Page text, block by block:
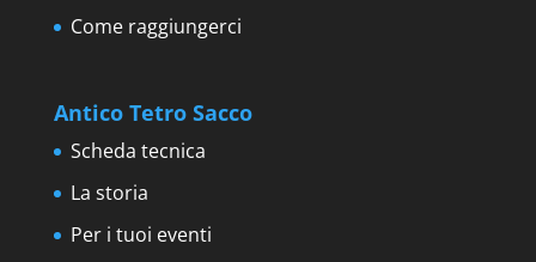
Come raggiungerci
Antico Tetro Sacco
Scheda tecnica
La storia
Per i tuoi eventi